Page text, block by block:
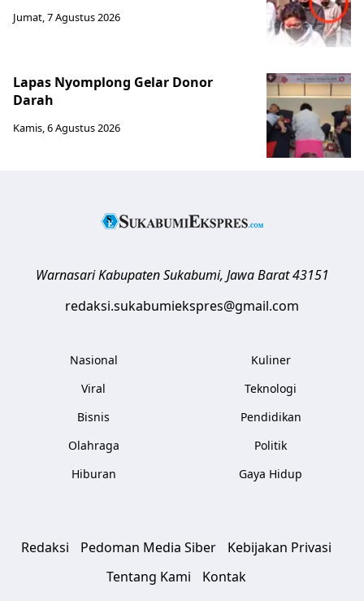
Jumat, 7 Agustus 2026
Lapas Nyomplong Gelar Donor
Darah
Kamis, 6 Agustus 2026
Warnasari Kabupaten Sukabumi, Jawa Barat 43151
redaksi.sukabumiekspres@gmail.com
Nasional
Viral
Bisnis
Olahraga
Hiburan
Kuliner
Teknologi
Pendidikan
Politik
Gaya Hidup
Redaksi Pedoman Media Siber
Kebijakan Privasi
Tentang Kami
Kontak